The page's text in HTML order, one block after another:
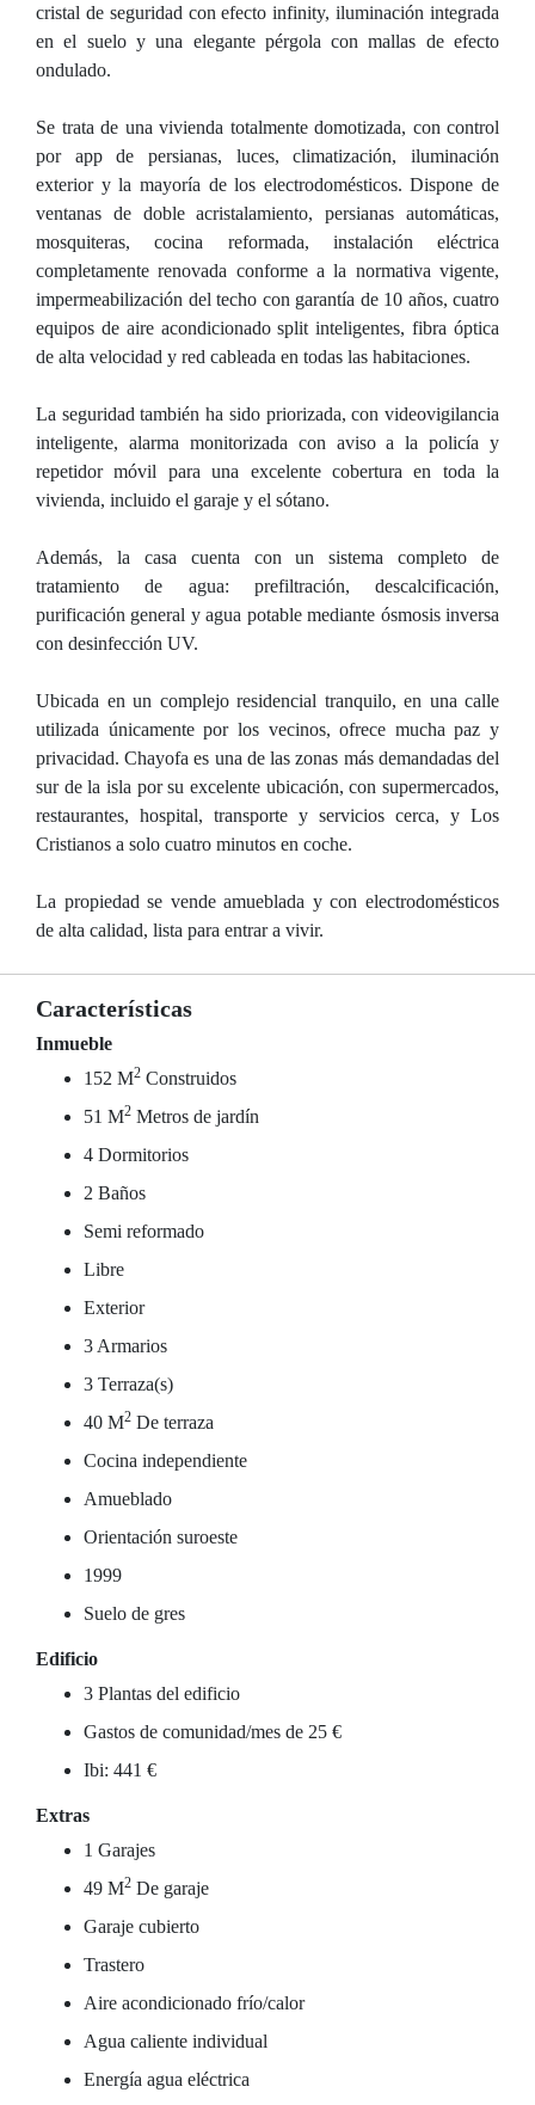
cristal de seguridad con efecto infinity, iluminación integrada
en el suelo y una elegante pérgola con mallas de efecto
ondulado.
Se trata de una vivienda totalmente domotizada, con control
por app de persianas, luces, climatización, iluminación
exterior y la mayoría de los electrodomésticos. Dispone de
ventanas de doble acristalamiento, persianas automáticas,
mosquiteras, cocina reformada, instalación eléctrica
completamente renovada conforme a la normativa vigente,
impermeabilización del techo con garantía de 10 años, cuatro
equipos de aire acondicionado split inteligentes, fibra óptica
de alta velocidad y red cableada en todas las habitaciones.
La seguridad también ha sido priorizada, con videovigilancia
inteligente, alarma monitorizada con aviso a la policía y
repetidor móvil para una excelente cobertura en toda la
vivienda, incluido el garaje y el sótano.
Además, la casa cuenta con un sistema completo de
tratamiento de agua: prefiltración, descalcificación,
purificación general y agua potable mediante ósmosis inversa
con desinfección UV.
Ubicada en un complejo residencial tranquilo, en una calle
utilizada únicamente por los vecinos, ofrece mucha paz y
privacidad. Chayofa es una de las zonas más demandadas del
sur de la isla por su excelente ubicación, con supermercados,
restaurantes, hospital, transporte y servicios cerca, y Los
Cristianos a solo cuatro minutos en coche.
La propiedad se vende amueblada y con electrodomésticos
de alta calidad, lista para entrar a vivir.
Características
Inmueble
152 M2 Construidos
51 M2 Metros de jardín
4 Dormitorios
2 Baños
Semi reformado
Libre
Exterior
3 Armarios
3 Terraza(s)
40 M2 De terraza
Cocina independiente
Amueblado
Orientación suroeste
1999
Suelo de gres
Edificio
3 Plantas del edificio
Gastos de comunidad/mes de 25 €
Ibi: 441 €
Extras
1 Garajes
49 M2 De garaje
Garaje cubierto
Trastero
Aire acondicionado frío/calor
Agua caliente individual
Energía agua eléctrica